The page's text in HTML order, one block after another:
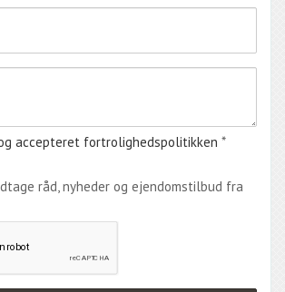
accepteret fortrolighedspolitikken *
råd, nyheder og ejendomstilbud fra